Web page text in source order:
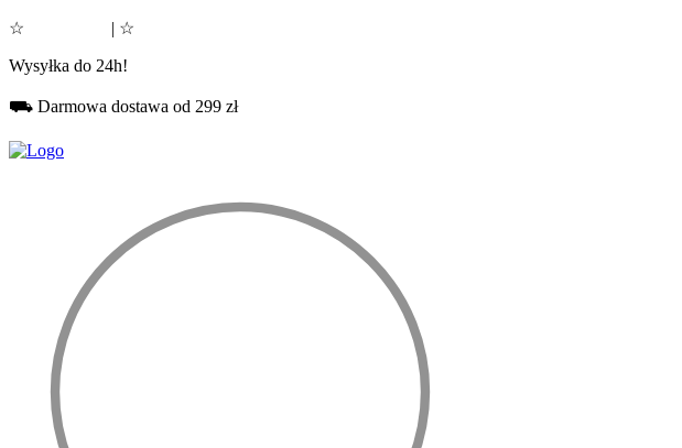
☆ | ☆
Wysyłka do 24h!
⛟ Darmowa dostawa od 299 zł